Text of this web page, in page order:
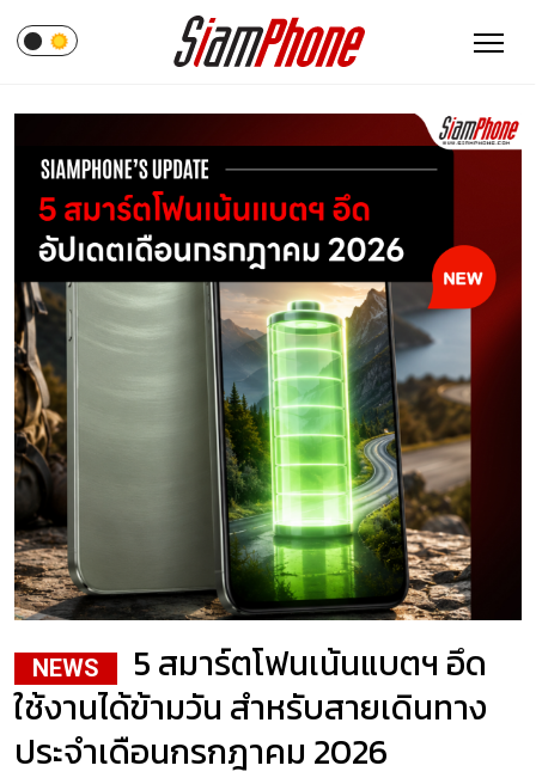
NEWS
5 สมาร์ตโฟนเน้นแบตฯ อึด
ใช้งานได้ข้ามวัน สำหรับสายเดินทาง
ประจำเดือนกรกฎาคม 2026